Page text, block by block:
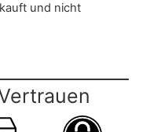
und nicht